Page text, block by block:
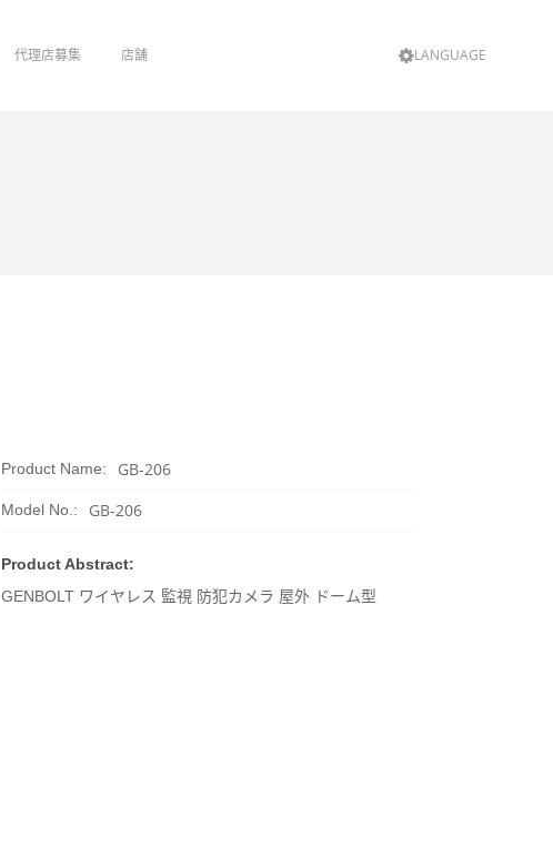
代理店募集 店舗 LANGUAGE
Product Name: GB-206
Model No.: GB-206
Product Abstract:
GENBOLT ワイヤレス 監視 防犯カメラ 屋外 ドーム型